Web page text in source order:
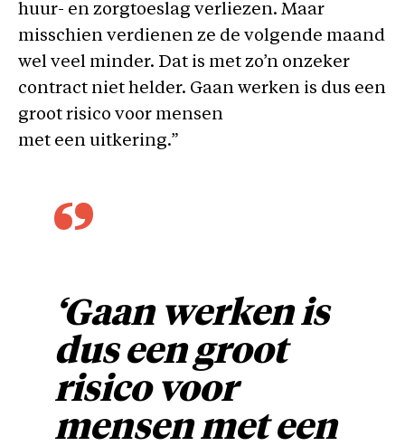
huur- en zorgtoeslag verliezen. Maar
misschien verdienen ze de volgende maand
wel veel minder. Dat is met zo’n onzeker
contract niet helder. Gaan werken is dus een
groot risico voor mensen
met een uitkering.”
‘Gaan werken is
dus een groot
risico voor
mensen met een